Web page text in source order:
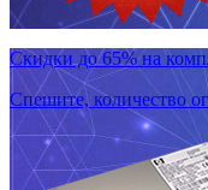
Скидки до 65% на
Спешите, количество